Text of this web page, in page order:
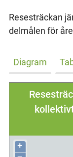
Resesträckan
delmålen för
Diagram
+